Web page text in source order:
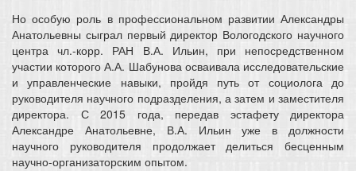
Но особую роль в профессиональном развитии Александры
Анатольевны сыграл первый директор Вологодского научного
центра чл.-корр. РАН В.А. Ильин, при непосредственном
участии которого А.А. Шабунова осваивала исследовательские
и управленческие навыки, пройдя путь от социолога до
руководителя научного подразделения, а затем и заместителя
директора. С 2015 года, передав эстафету директора
Александре Анатольевне, В.А. Ильин уже в должности
научного руководителя продолжает делиться бесценным
научно-организаторским опытом.